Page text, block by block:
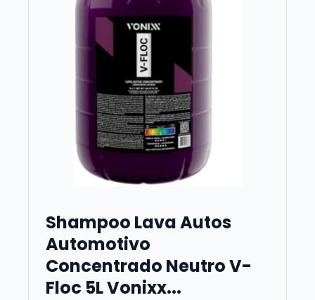
Shampoo Lava Autos
Automotivo
Concentrado Neutro V-
Floc 5L Vonixx...